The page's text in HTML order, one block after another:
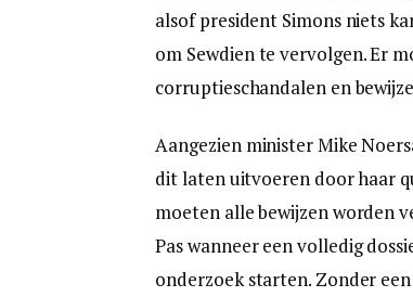
alsof president Simons niets
om Sewdien te vervolgen. Er
corruptieschandalen en
Aangezien minister Mike
dit laten uitvoeren door haar
moeten alle bewijzen worden
Pas wanneer een volledig
onderzoek starten. Zonder